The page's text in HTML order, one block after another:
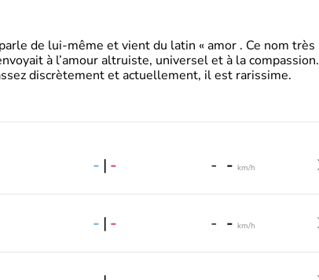
de lui-même et vient du latin « amor . Ce nom très
à l’amour altruiste, universel et à la compassion.
discrètement et actuellement, il est rarissime.
- | - - - km/h
- | - - - km/h